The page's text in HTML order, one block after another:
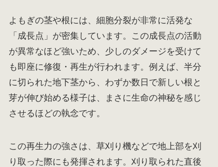
よもぎの茎や根には、細胞分裂が非常に活発な
「成長点」が密集しています。この成長点の活動
が異常なほど強いため、少しのダメージを受けて
も即座に修復・再生が行われます。例えば、半分
に切られた地下茎から、わずか数日で新しい根と
芽が伸び始める様子は、まさに生命の神秘を感じ
させるほどの執念です。
この再生力の強さは、草刈り機などで地上部を刈
り取った際にも発揮されます。刈り取られた直後